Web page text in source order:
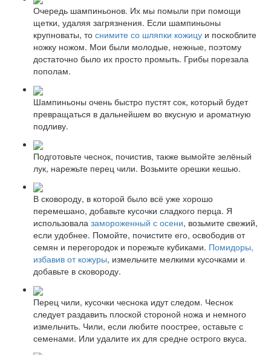
Очередь шампиньонов. Их мы помыли при помощи
щетки, удаляя загрязнения. Если шампиньоны
крупноваты, то снимите со шляпки кожицу и поскоблите
ножку ножом. Мои были молодые, нежные, поэтому
достаточно было их просто промыть. Грибы порезала
пополам.
Шампиньоны очень быстро пустят сок, который будет
превращаться в дальнейшем во вкусную и ароматную
подливу.
Подготовьте чеснок, почистив, также вымойте зелёный
лук, нарежьте перец чили. Возьмите орешки кешью.
В сковороду, в которой было всё уже хорошо
перемешано, добавьте кусочки сладкого перца. Я
использовала замороженный с осени, возьмите свежий,
если удобнее. Помойте, почистите его, освободив от
семян и перегородок и порежьте кубиками. Помидоры,
избавив от кожуры, измельчите мелкими кусочками и
добавьте в сковороду.
Перец чили, кусочки чеснока идут следом. Чеснок
следует раздавить плоской стороной ножа и немного
измельчить. Чили, если любите поострее, оставьте с
семенами. Или удалите их для средне острого вкуса.